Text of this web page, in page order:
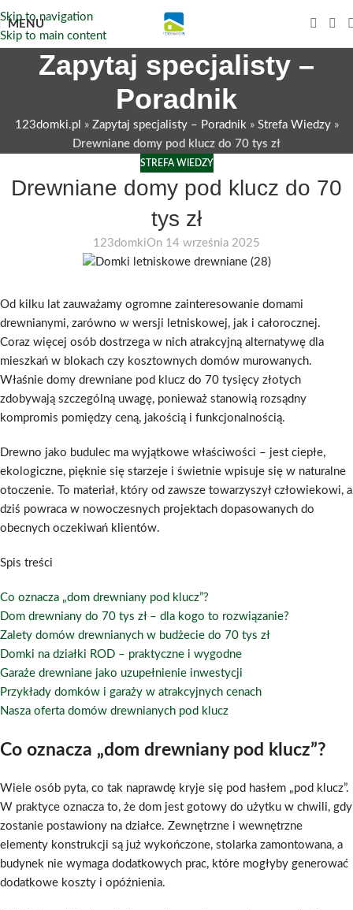
Skip to navigation
Skip to main content
MENU
Zapytaj specjalisty –
Poradnik
123domki.pl » Zapytaj specjalisty – Poradnik» Strefa Wiedzy»
Drewniane domy pod klucz do 70 tys zł
STREFA WIEDZY
Drewniane domy pod klucz do 70
tys zł
123domkiOn 14 września 2025
Od kilku lat zauważamy ogromne zainteresowanie domami
drewnianymi, zarówno w wersji letniskowej, jak i całorocznej.
Coraz więcej osób dostrzega w nich atrakcyjną alternatywę dla
mieszkań w blokach czy kosztownych domów murowanych.
Właśnie domy drewniane pod klucz do 70 tysięcy złotych
zdobywają szczególną uwagę, ponieważ stanowią rozsądny
kompromis pomiędzy ceną, jakością i funkcjonalnością.
Drewno jako budulec ma wyjątkowe właściwości – jest ciepłe,
ekologiczne, pięknie się starzeje i świetnie wpisuje się w naturalne
otoczenie. To materiał, który od zawsze towarzyszył człowiekowi, a
dziś powraca w nowoczesnych projektach dopasowanych do
obecnych oczekiwań klientów.
Spis treści
Co oznacza „dom drewniany pod klucz”?
Dom drewniany do 70 tys zł – dla kogo to rozwiązanie?
Zalety domów drewnianych w budżecie do 70 tys zł
Domki na działki ROD – praktyczne i wygodne
Garaże drewniane jako uzupełnienie inwestycji
Przykłady domków i garaży w atrakcyjnych cenach
Nasza oferta domów drewnianych pod klucz
Co oznacza „dom drewniany pod klucz”?
Wiele osób pyta, co tak naprawdę kryje się pod hasłem „pod klucz”.
W praktyce oznacza to, że dom jest gotowy do użytku w chwili, gdy
zostanie postawiony na działce. Zewnętrzne i wewnętrzne
elementy konstrukcji są już wykończone, stolarka zamontowana, a
budynek nie wymaga dodatkowych prac, które mogłyby generować
dodatkowe koszty i opóźnienia.